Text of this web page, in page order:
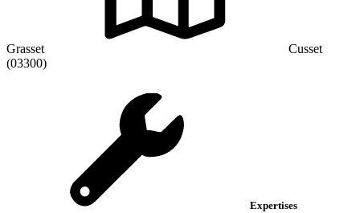
Grasset
Cusset
(03300)
Expertises